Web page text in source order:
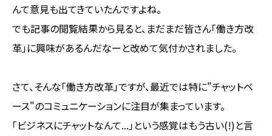
んて意見も出てきていたんですよね。
でも記事の閲覧結果から見ると、まだまだ皆さん「働き方改
革」に興味があるんだなーと改めて気付かされました。
さて、そんな「働き方改革」ですが、最近では特に"チャットベ
ース"のコミュニケーションに注目が集まっています。
「ビジネスにチャットなんて...」という感覚はもう古い(!)と言